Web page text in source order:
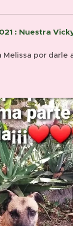
: Nuestra
Melissa por